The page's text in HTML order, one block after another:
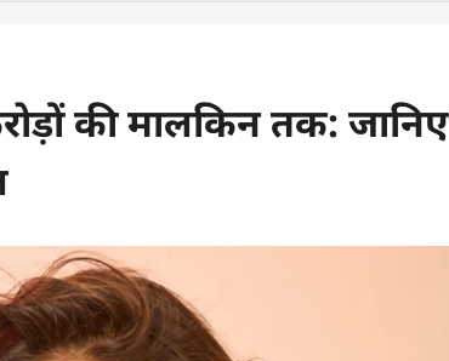
की मालकिन तक: जानिए